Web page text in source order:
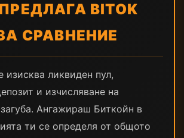
BITOK
СРАВНЕНИЕ
изисква ликвиден пул,
и изчисляване на
Ангажираш Биткойн в
ти се определя от общото